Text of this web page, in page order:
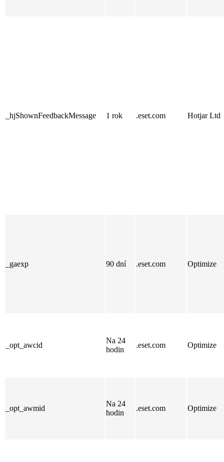
_hjShownFeedbackMessage 1 rok .eset.com Hotjar Ltd
_gaexp 90 dní .eset.com Optimize
_opt_awcid
Na 24
hodin
.eset.com Optimize
_opt_awmid
Na 24
hodin
.eset.com Optimize